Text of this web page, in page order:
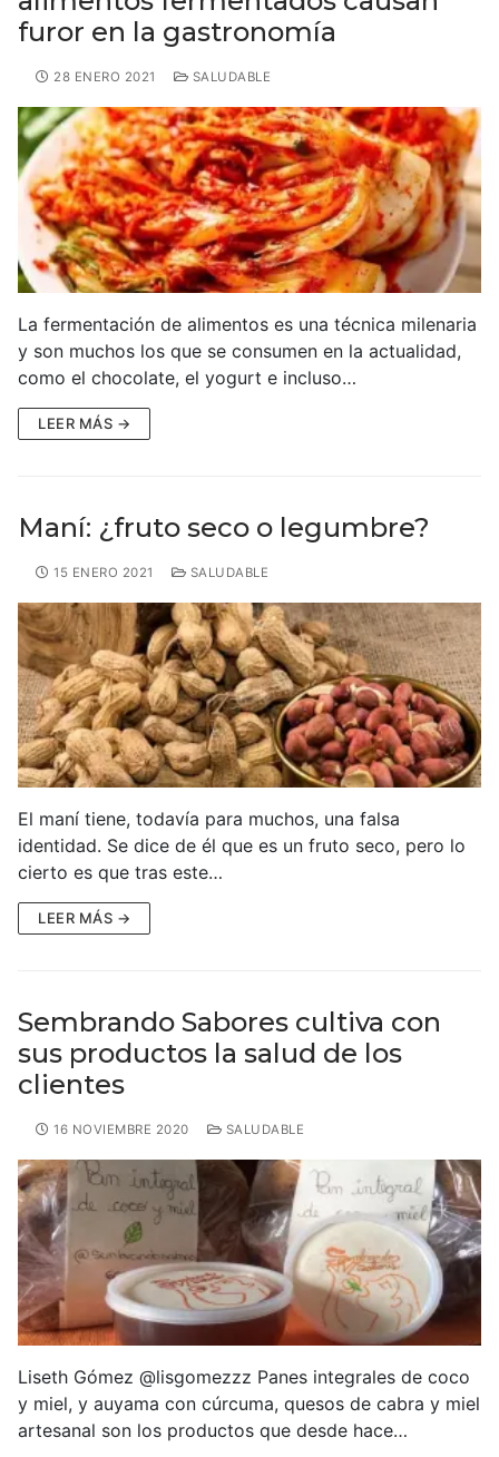
furor en la gastronomía
28 ENERO 2021 SALUDABLE
La fermentación de alimentos es una técnica milenaria
y son muchos los que se consumen en la actualidad,
como el chocolate, el yogurt e incluso…
LEER MÁS →
Maní: ¿fruto seco o legumbre?
15 ENERO 2021 SALUDABLE
El maní tiene, todavía para muchos, una falsa
identidad. Se dice de él que es un fruto seco, pero lo
cierto es que tras este…
LEER MÁS →
Sembrando Sabores cultiva con
sus productos la salud de los
clientes
16 NOVIEMBRE 2020 SALUDABLE
Liseth Gómez @lisgomezzz Panes integrales de coco
y miel, y auyama con cúrcuma, quesos de cabra y miel
artesanal son los productos que desde hace…